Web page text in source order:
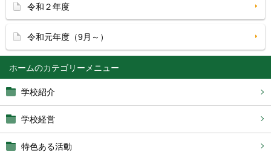
ホーム
学校紹介
学校経営
特色ある活動
令和２年度
令和元年度（9月～）